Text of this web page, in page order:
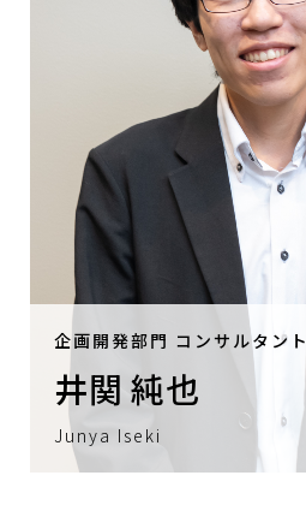
企画開発部門 コンサルタント
井関 純也
Junya Iseki